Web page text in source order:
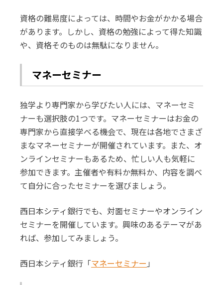
資格の難易度によっては、時間やお金がかかる場合
があります。しかし、資格の勉強によって得た知識
や、資格そのものは無駄になりません。
マネーセミナー
独学より専門家から学びたい人には、マネーセミ
ナーも選択肢の1つです。マネーセミナーはお金の
専門家から直接学べる機会で、現在は各地でさまざ
まなマネーセミナーが開催されています。また、オ
ンラインセミナーもあるため、忙しい人も気軽に
参加できます。主催者や有料か無料か、内容を調べ
て自分に合ったセミナーを選びましょう。
西日本シティ銀行でも、対面セミナーやオンライン
セミナーを開催しています。興味のあるテーマがあ
れば、参加してみましょう。
西日本シティ銀行「マネーセミナー 」